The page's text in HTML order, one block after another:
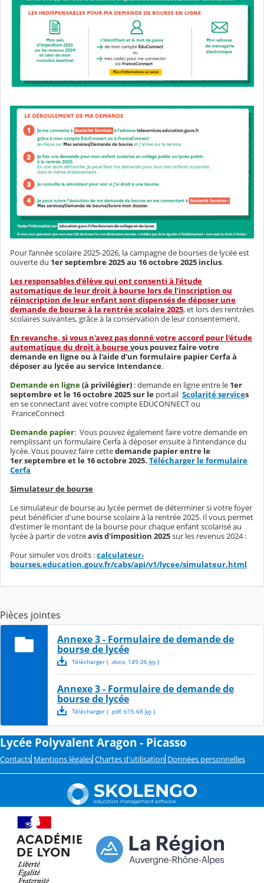
Pour l’année scolaire 2025-2026, la campagne de bourses de lycée est
ouverte du 1er septembre 2025 au 16 octobre 2025 inclus.
Les responsables d’élève qui ont consenti à l’étude
automatique de leur droit à bourse lors de l’inscription ou
réinscription de leur enfant sont dispensés de déposer une
demande de bourse à la rentrée scolaire 2025, et lors des rentrées
scolaires suivantes, grâce à la conservation de leur consentement.
En revanche, si vous n'avez pas donné votre accord pour l'étude
automatique du droit à boursevous pouvez faire votre
demande en ligne ou à l'aide d'un formulaire papier Cerfa à
déposer au lycée au service Intendance.
Demande en ligne(à privilégier) : demande en ligne entre le 1er
septembre et le 16 octobre 2025 sur le portail Scolarité services
en se connectant avec votre compte EDUCONNECT ou
FranceConnect
Demande papier: Vous pouvez également faire votre demande en
remplissant un formulaire Cerfa à déposer ensuite à l’intendance du
lycée. Vous pouvez faire cettedemande papier entre le
1er septembre et le 16 octobre 2025. Télécharger le formulaire
Cerfa
Simulateur de bourse
Le simulateur de bourse au lycée permet de déterminer si votre foyer
peut bénéficier d'une bourse scolaire à la rentrée 2025. Il vous permet
d'estimer le montant de la bourse pour chaque enfant scolarisé au
lycée à partir de votreavis d'imposition 2025sur les revenus 2024 :
Pour simuler vos droits :calculateur-
bourses.education.gouv.fr/cabs/api/v1/lycee/simulateur.html
Pièces jointes
Annexe 3 - Formulaire de demande de
bourse de lycée
Télécharger( .docx, 149.06 ko)
Annexe 3 - Formulaire de demande de
bourse de lycée
Télécharger( .pdf, 615.68 ko)
Lycée Polyvalent Aragon - Picasso
Contacts Mentions légales Chartes d'utilisation Données personnelles